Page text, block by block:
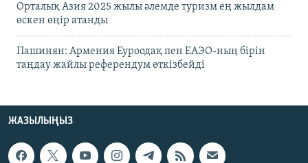
Орталық Азия 2025 жылы әлемде туризм ең жылдам
өскен өңір атанды
Пашинян: Армения Еуроодақ пен ЕАЭО-ның бірін
таңдау жайлы референдум өткізбейді
ЖАЗЫЛЫҢЫЗ